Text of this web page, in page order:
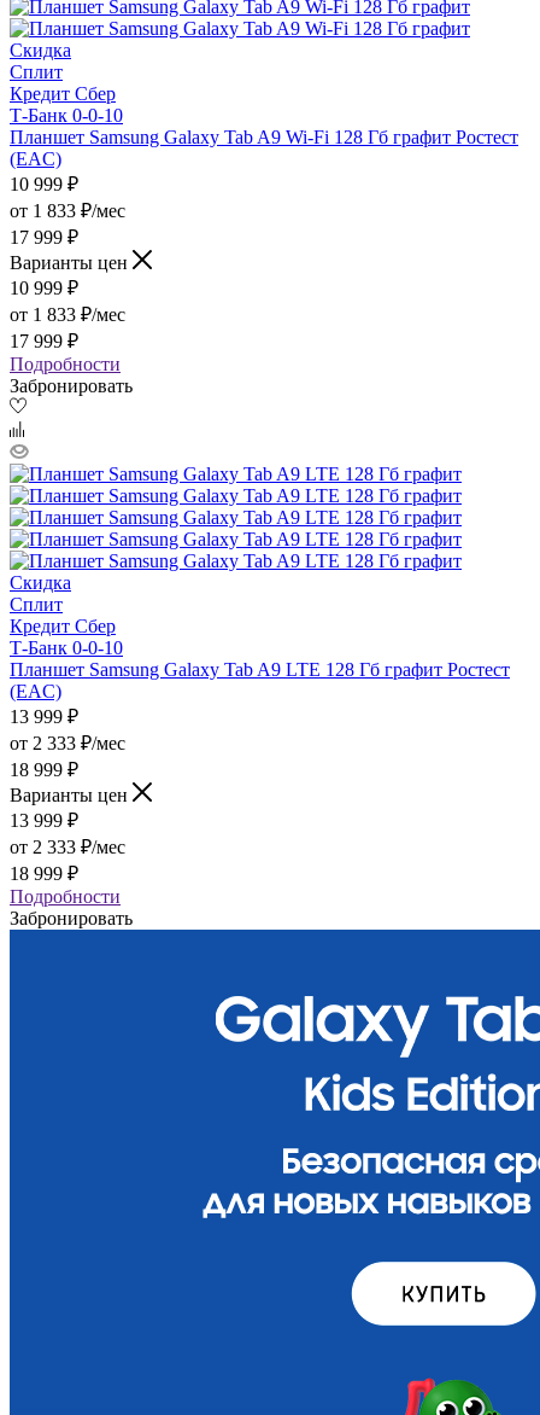
Скидка
Сплит
Кредит Сбер
Т-Банк 0-0-10
Планшет Samsung Galaxy Tab A9 Wi-Fi 128 Гб графит Ростест
(EAC)
10 999 ₽
от 1 833 ₽/мес
17 999 ₽
Варианты цен
10 999 ₽
от 1 833 ₽/мес
17 999 ₽
Подробности
Забронировать
Скидка
Сплит
Кредит Сбер
Т-Банк 0-0-10
Планшет Samsung Galaxy Tab A9 LTE 128 Гб графит Ростест
(EAC)
13 999 ₽
от 2 333 ₽/мес
18 999 ₽
Варианты цен
13 999 ₽
от 2 333 ₽/мес
18 999 ₽
Подробности
Забронировать